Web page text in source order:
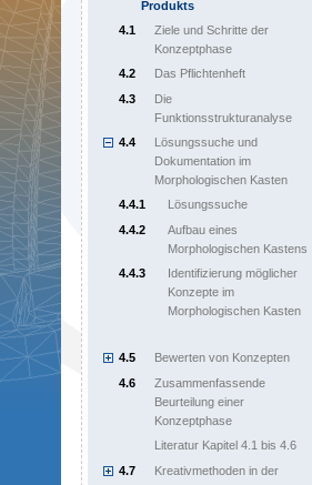
Produkts
4.1
Ziele und Schritte der
Konzeptphase
4.2 Das Pflichtenheft
4.3
Die
Funktionsstrukturanalyse
4.4
Lösungssuche und
Dokumentation im
Morphologischen Kasten
4.4.1 Lösungssuche
4.4.2
Aufbau eines
Morphologischen Kastens
4.4.3
Identifizierung möglicher
Konzepte im
Morphologischen Kasten
4.5 Bewerten von Konzepten
4.6
Zusammenfassende
Beurteilung einer
Konzeptphase
Literatur Kapitel 4.1 bis 4.6
4.7
Kreativmethoden in der